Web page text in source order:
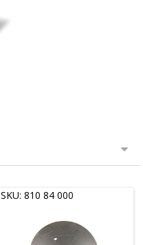
SKU: 810 84 000